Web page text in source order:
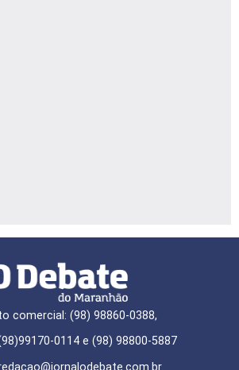
comercial: (98) 98860-0388,
0114 e (98) 98800-5887